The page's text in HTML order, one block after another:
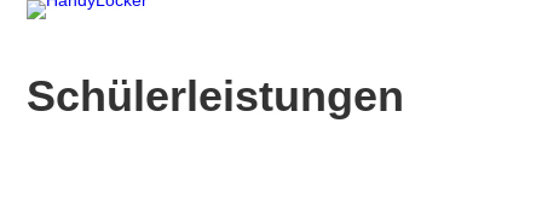
Schülerleistungen